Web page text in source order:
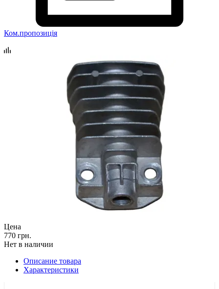
Ком.пропозиція
Цена
770 грн.
Нет в наличии
Описание товара
Характеристики